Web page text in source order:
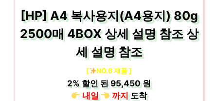
[HP] A4 복사용지(A4용지) 80g
2500매 4BOX 상세 설명 참조 상
세 설명 참조
[ NO.6 제품 ]
2%할인 된95,450 원
내일
까지도착